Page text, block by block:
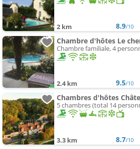
2 km 8.9/10
Chambre d'hôtes Le
Chambre familiale, 4
2.4 km 9.5/10
Chambres d'hôtes
5 chambres (total 14
3.3 km 8.7/10